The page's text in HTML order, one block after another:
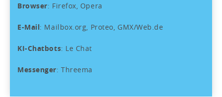
Browser: Firefox, Opera
E-Mail: Mailbox.org, Proteo, GMX/Web.de
KI-Chatbots: Le Chat
Messenger: Threema